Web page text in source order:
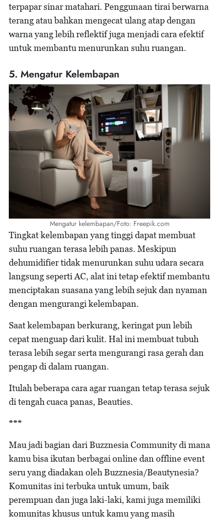
terpapar sinar matahari. Penggunaan tirai berwarna
terang atau bahkan mengecat ulang atap dengan
warna yang lebih reflektif juga menjadi cara efektif
untuk membantu menurunkan suhu ruangan.
5. Mengatur Kelembapan
Mengatur kelembapan/Foto: Freepik.com
Tingkat kelembapan yang tinggi dapat membuat
suhu ruangan terasa lebih panas. Meskipun
dehumidifier tidak menurunkan suhu udara secara
langsung seperti AC, alat ini tetap efektif membantu
menciptakan suasana yang lebih sejuk dan nyaman
dengan mengurangi kelembapan.
Saat kelembapan berkurang, keringat pun lebih
cepat menguap dari kulit. Hal ini membuat tubuh
terasa lebih segar serta mengurangi rasa gerah dan
pengap di dalam ruangan.
Itulah beberapa cara agar ruangan tetap terasa sejuk
di tengah cuaca panas, Beauties.
***
Mau jadi bagian dari Buzznesia Community di mana
kamu bisa ikutan berbagai online dan offline event
seru yang diadakan oleh Buzznesia/Beautynesia?
Komunitas ini terbuka untuk umum, baik
perempuan dan juga laki-laki, kami juga memiliki
komunitas khusus untuk kamu yang masih